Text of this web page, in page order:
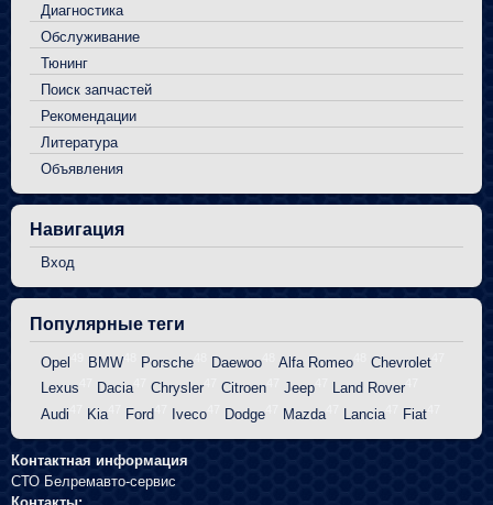
Диагностика
Обслуживание
Тюнинг
Поиск запчастей
Рекомендации
Литература
Объявления
Навигация
Вход
Популярные теги
Opel BMW48 Porsche Daewoo Alfa Romeo Chevrolet
Lexus Dacia Chrysler47 Citroen Jeep Land Rover47
Audi Kia Ford Iveco Dodge Mazda Lancia Fiat
Контактная информация
СТО Белремавто-сервис